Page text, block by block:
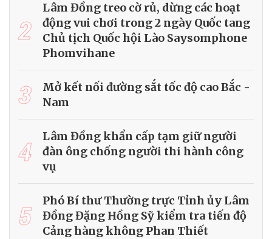
2
Lâm Đồng treo cờ rủ, dừng các hoạt
động vui chơi trong 2 ngày Quốc tang
Chủ tịch Quốc hội Lào Saysomphone
Phomvihane
3
Mở kết nối đường sắt tốc độ cao Bắc -
Nam
4
Lâm Đồng khẩn cấp tạm giữ người
đàn ông chống người thi hành công
vụ
5
Phó Bí thư Thường trực Tỉnh ủy Lâm
Đồng Đặng Hồng Sỹ kiểm tra tiến độ
Cảng hàng không Phan Thiết